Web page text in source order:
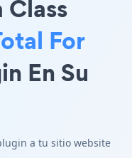
Class
For
En Su
a tu sitio website